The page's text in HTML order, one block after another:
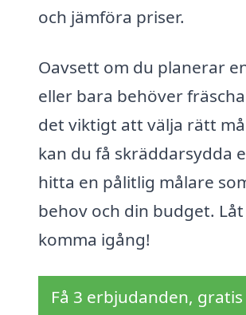
och jämföra priser.
Oavsett om du planerar
eller bara behöver
det viktigt att välja rätt
kan du få skräddarsydda
hitta en pålitlig målare
behov och din budget.
komma igång!
Få 3 erbjudanden,